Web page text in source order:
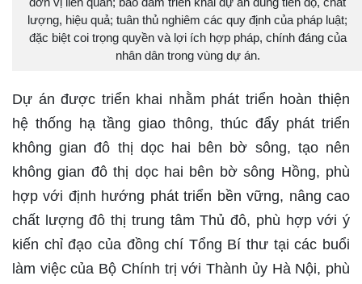
lượng, hiệu quả; tuân thủ nghiêm các quy định của pháp luật;
đặc biệt coi trọng quyền và lợi ích hợp pháp, chính đáng của
nhân dân trong vùng dự án.
Dự án được triển khai nhằm phát triển hoàn thiện
hệ thống hạ tầng giao thông, thúc đẩy phát triển
không gian đô thị dọc hai bên bờ sông, tạo nên
không gian đô thị dọc hai bên bờ sông Hồng, phù
hợp với định hướng phát triển bền vững, nâng cao
chất lượng đô thị trung tâm Thủ đô, phù hợp với ý
kiến chỉ đạo của đồng chí Tổng Bí thư tại các buổi
làm việc của Bộ Chính trị với Thành ủy Hà Nội, phù